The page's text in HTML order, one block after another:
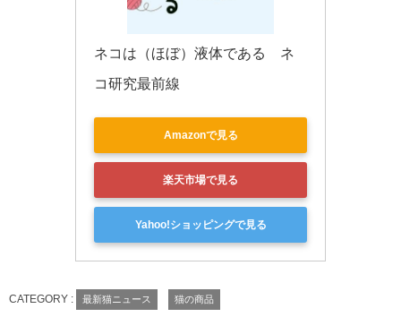
ネコは（ほぼ）液体である　ネ
コ研究最前線
Amazonで見る
楽天市場で見る
Yahoo!ショッピングで見る
CATEGORY : 最新猫ニュース 猫の商品